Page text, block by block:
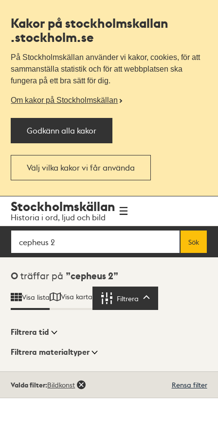
Kakor på stockholmskallan
.stockholm.se
På Stockholmskällan använder vi kakor, cookies, för att
sammanställa statistik och för att webbplatsen ska
fungera på ett bra sätt för dig.
Om kakor på Stockholmskällan
Godkänn alla kakor
Välj vilka kakor vi får använda
navigationen
huvudinnehållet
Stockholmskällan
Historia i ord, ljud och bild
Sök
Sök
Sökresultat
0 träffar på cepheus 2
Visa lista Visa karta Filtrera
Visningsläge
Filtrera tid
Filtrera materialtyper
träffar
Valda filter:Bildkonst Rensa filter